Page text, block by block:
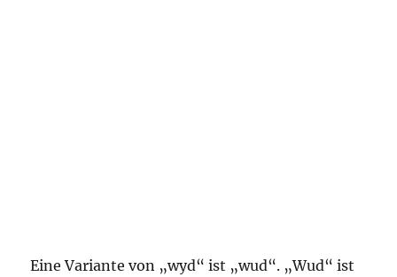
Eine Variante von „wyd“ ist „wud“. „Wud“ ist